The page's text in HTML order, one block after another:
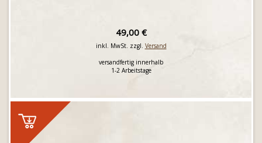
49,00 €
inkl. MwSt. zzgl. Versand
versandfertig innerhalb
1-2 Arbeitstage